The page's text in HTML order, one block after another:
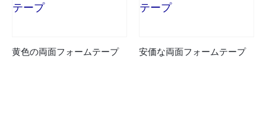
黄色の両面フォームテープ 安価な両面フォームテープ